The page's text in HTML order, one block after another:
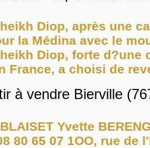
Diop, après une
la Médina avec le
Diop, forte d?une
France, a choisi de
à vendre Bierville
Yvette
80 65 07 1OO, rue de